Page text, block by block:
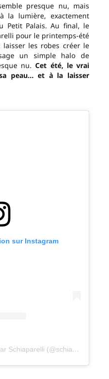
presque nu, mais
la lumière, exactement
Petit Palais. Au final, le
pour le printemps-été
les robes créer le
un simple halo de
nu.Cet été, le vrai
peau… et à la laisser
sur Instagram
Une publication partagée par Schiaparelli (@schiaparelli)